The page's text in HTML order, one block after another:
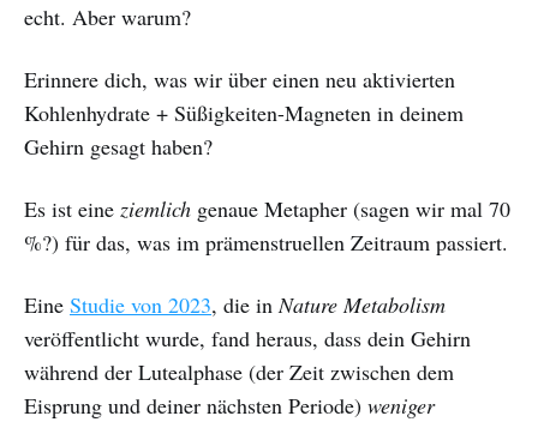
echt. Aber warum?
Erinnere dich, was wir über einen neu aktivierten
Kohlenhydrate + Süßigkeiten-Magneten in deinem
Gehirn gesagt haben?
Es ist eine ziemlich genaue Metapher (sagen wir mal 70
%?) für das, was im prämenstruellen Zeitraum passiert.
Eine Studie von 2023, die in Nature Metabolism
veröffentlicht wurde, fand heraus, dass dein Gehirn
während der Lutealphase (der Zeit zwischen dem
Eisprung und deiner nächsten Periode) weniger